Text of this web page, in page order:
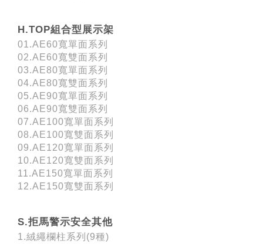
H.TOP組合型展示架
01.AE60寬單面系列
02.AE60寬雙面系列
03.AE80寬單面系列
04.AE80寬雙面系列
05.AE90寬單面系列
06.AE90寬雙面系列
07.AE100寬單面系列
08.AE100寬雙面系列
09.AE120寬單面系列
10.AE120寬雙面系列
11.AE150寬單面系列
12.AE150寬雙面系列
S.拒馬警示安全其他
1.絨繩欄柱系列(9種)